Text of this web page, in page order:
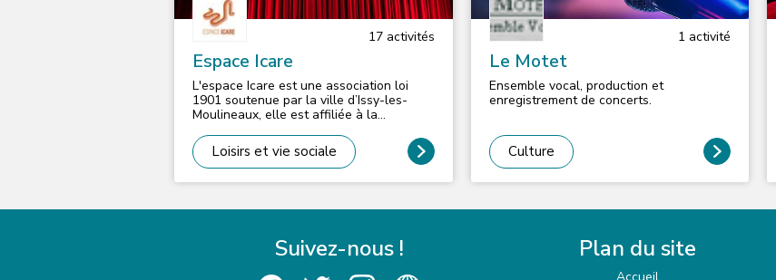
17activités
Espace Icare
L'espace Icare est une association loi
1901 soutenue par la ville d’Issy-les-
Moulineaux, elle est affiliée à la
France. Depuis 1966, l’association lie
pleinement éducation et culture dans un
projet en direction de toute la population
locale. Le projet de l’association repose
et sportifs pour tous, - Des actions en
direction de la jeunesse, - Des actions de
formation, - Des manifestations
Loisirs et vie sociale
1 activité
Le Motet
Ensemble vocal, production et
enregistrement de concerts.
Culture
Suivez-nous ! Plan du site
Accueil